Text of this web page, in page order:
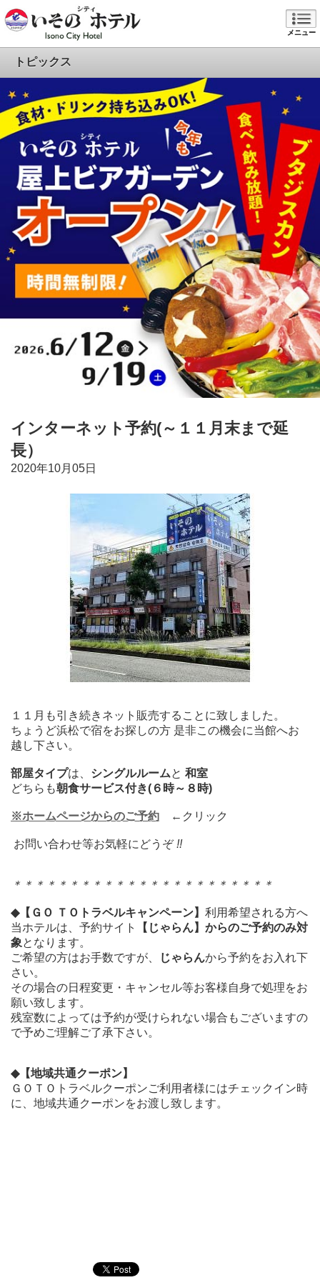
メニュー
トピックス
インターネット予約(～１１月末まで延
長）
2020年10月05日
１１月も引き続きネット販売することに致しました。
ちょうど浜松で宿をお探しの方 是非この機会に当館へお
越し下さい。
部屋タイプは、 シングルルームと 和室
どちらも朝食サービス付き(６時～８時)
※ホームページからのご予約 ←クリック
お問い合わせ等お気軽にどうぞ!!
＊＊＊＊＊＊＊＊＊＊＊＊＊＊＊＊＊＊＊＊＊＊＊
◆【ＧＯ ＴＯトラベルキャンペーン】 利用希望される方へ
当ホテルは、予約サイト
【じゃらん】からのご予約のみ対
象となります。
ご希望の方はお手数ですが、
じゃらんから予約をお入れ下
さい。
その場合の日程変更・キャンセル等お客様自身で処理をお
願い致します。
残室数によっては予約が受けられない場合もございますの
で予めご理解ご了承下さい。
◆【地域共通クーポン】
ＧＯＴＯトラベルクーポンご利用者様にはチェックイン時
に、地域共通クーポンをお渡し致します。